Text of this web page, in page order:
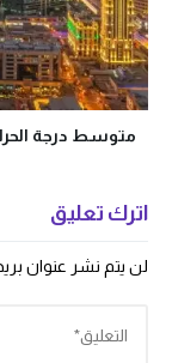
متوسط درجة
اترك تعليق
لن يتم نشر عنوان